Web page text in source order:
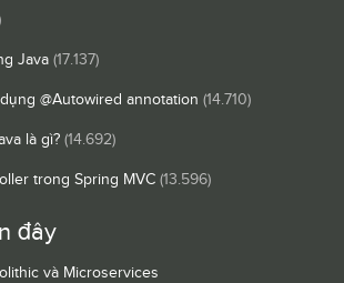
Java (17.137)
@Autowired annotation (14.710)
là gì? (14.692)
trong Spring MVC (13.596)
đây
và Microservices